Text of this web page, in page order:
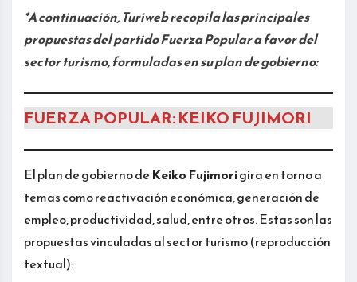
*A continuación, Turiweb recopila las principales
propuestas del partido Fuerza Popular a favor del
sector turismo, formuladas en su plan de gobierno:
FUERZA POPULAR: KEIKO FUJIMORI
El plan de gobierno de Keiko Fujimorigira en torno a
temas como reactivación económica, generación de
empleo, productividad, salud, entre otros. Estas son las
propuestas vinculadas al sector turismo (reproducción
textual):